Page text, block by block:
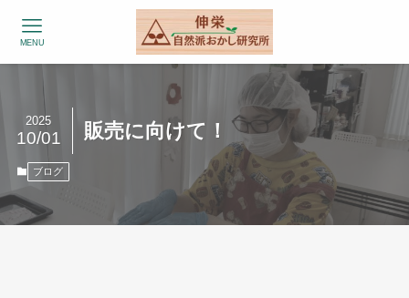
MENU
販売に向けて！
2025
10/01
ブログ